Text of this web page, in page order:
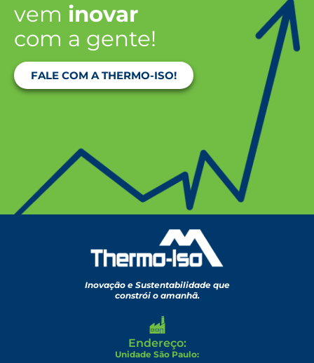
vem inovar
com a gente!
FALE COM A THERMO-ISO!
Inovação e Sustentabilidade que
constrói o amanhã.
Endereço:
Unidade São Paulo: